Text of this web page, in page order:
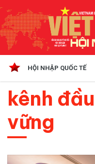
HỘI NHẬP QUỐC TẾ
kênh
vững